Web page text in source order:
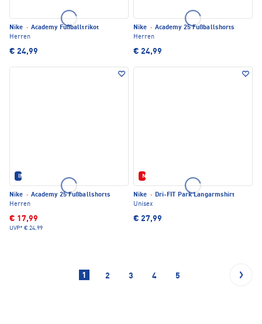
Nike · Academy Fußballtrikot
Herren
€ 24,99
Nike · Academy 25 Fußballshorts
Herren
€ 24,99
IM SET ERHÄLTLICH
Nike · Academy 25 Fußballshorts
Herren
€ 17,99
UVP* € 24,99
Neu
Nike · Dri-FIT Park Langarmshirt
Unisex
€ 27,99
1 2 3 4 5